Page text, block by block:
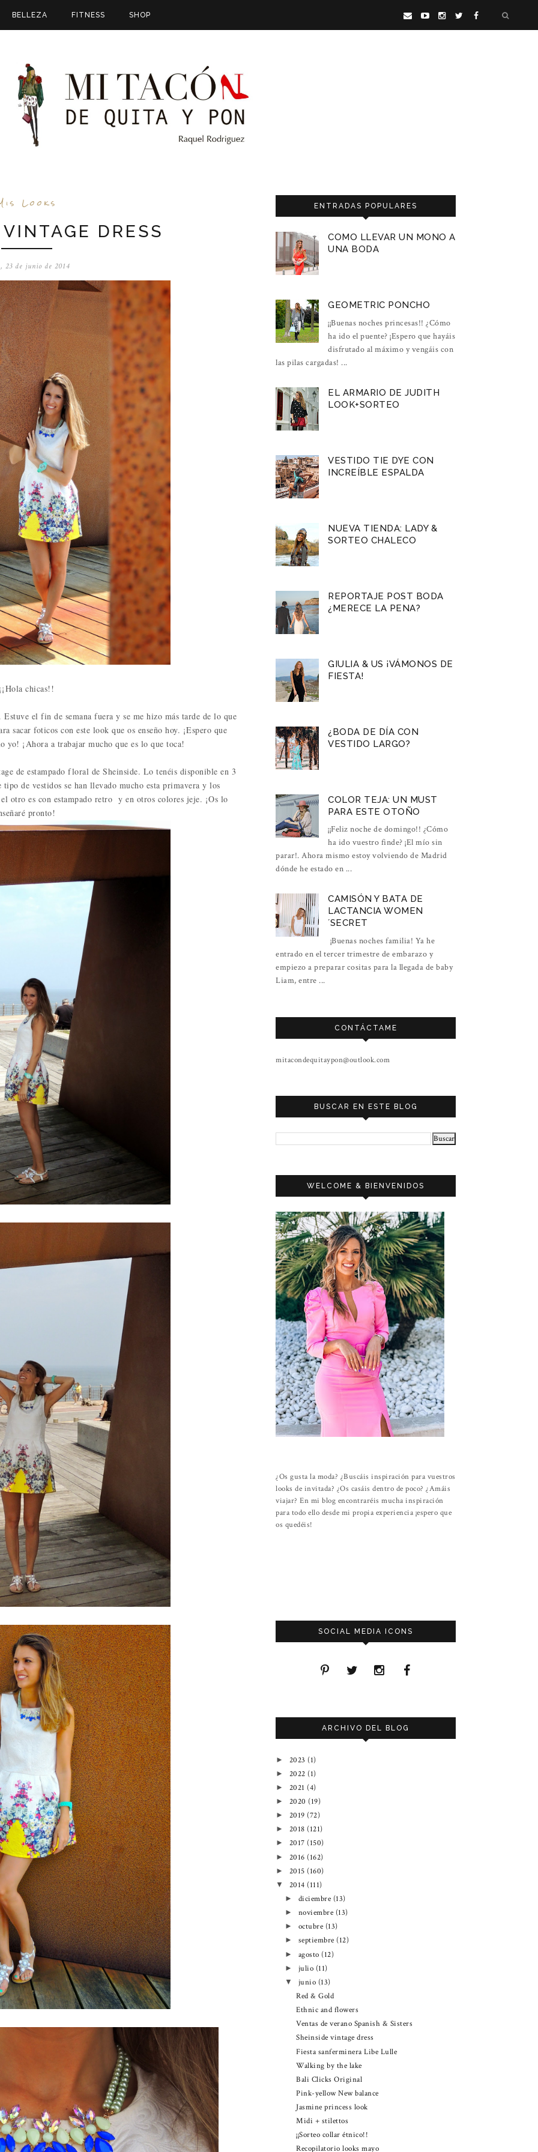
BELLEZA FITNESS SHOP
Looks
DRESS
23 de junio de 2014
chicas!!
el fin de semana fuera y se me hizo más tarde de lo que
sacar foticos con este look que os enseño hoy. ¡Espero que
yo! ¡Ahora a trabajar mucho que es lo que toca!
de estampado floral de Sheinside. Lo tenéis disponible en 3
de vestidos se han llevado mucho esta primavera y los
otro es con estampado retro y en otros colores jeje. ¡Os lo
pronto!
ENTRADAS POPULARES
COMO LLEVAR UN MONO A
UNA BODA
GEOMETRIC PONCHO
¡¡Buenas noches princesas!! ¿Cómo
ha ido el puente? ¡Espero que hayáis
disfrutado al máximo y vengáis con
las pilas cargadas! ...
EL ARMARIO DE JUDITH
LOOK+SORTEO
VESTIDO TIE DYE CON
INCREÍBLE ESPALDA
NUEVA TIENDA: LADY &
SORTEO CHALECO
REPORTAJE POST BODA
¿MERECE LA PENA?
GIULIA & US ¡VÁMONOS DE
FIESTA!
¿BODA DE DÍA CON
VESTIDO LARGO?
COLOR TEJA: UN MUST
PARA ESTE OTOÑO
¡¡Feliz noche de domingo!! ¿Cómo
ha ido vuestro finde? ¡El mío sin
parar!. Ahora mismo estoy volviendo de Madrid
dónde he estado en ...
CAMISÓN Y BATA DE
LACTANCIA WOMEN
´SECRET
¡Buenas noches familia! Ya he
entrado en el tercer trimestre de embarazo y
empiezo a preparar cositas para la llegada de baby
Liam, entre ...
CONTÁCTAME
mitacondequitaypon@outlook.com
BUSCAR EN ESTE BLOG
WELCOME & BIENVENIDOS
¿Os gusta la moda? ¿Buscáis inspiración para vuestros
looks de invitada? ¿Os casáis dentro de poco? ¿Amáis
viajar? En mi blog encontraréis mucha inspiración
para todo ello desde mi propia experiencia ¡espero que
os quedéis!
SOCIAL MEDIA ICONS
ARCHIVO DEL BLOG
► 2023 (1)
► 2022 (1)
► 2021 (4)
► 2020 (19)
► 2019 (72)
► 2018 (121)
► 2017 (150)
► 2016 (162)
► 2015 (160)
▼ 2014 (111)
► diciembre (13)
► noviembre (13)
► octubre (13)
► septiembre (12)
► agosto (12)
► julio (11)
▼ junio (13)
Red & Gold
Ethnic and flowers
Ventas de verano Spanish & Sisters
Sheinside vintage dress
Fiesta sanferminera Libe Lulle
Walking by the lake
Bali Clicks Original
Pink-yellow New balance
Jasmine princess look
Midi + stilettos
¡¡Sorteo collar étnico!!
Recopilatorio looks mayo